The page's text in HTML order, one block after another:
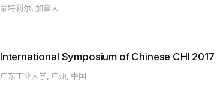
蒙特利尔, 加拿大
International Symposium of Chinese CHI 2017
广东工业大学, 广州, 中国